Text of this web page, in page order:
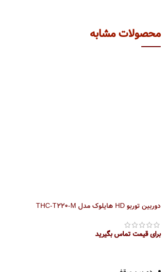
استاندارد حفاظتی IP67
دید در شب 30 متر
محصولات مشابه
دوربین توربو HD هایلوک مدل THC-T220-M
برای قیمت تماس بگیرید